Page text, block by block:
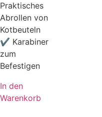
Praktisches
Abrollen von
Kotbeuteln
✔ Karabiner
zum
Befestigen
In den
Warenkorb